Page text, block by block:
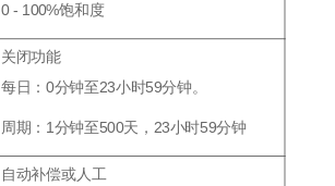
0 - 100%饱和度
关闭功能
每日：0分钟至23小时59分钟。
周期：1分钟至500天，23小时59分钟
自动补偿或人工